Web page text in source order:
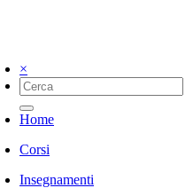
×
Home
Corsi
Insegnamenti